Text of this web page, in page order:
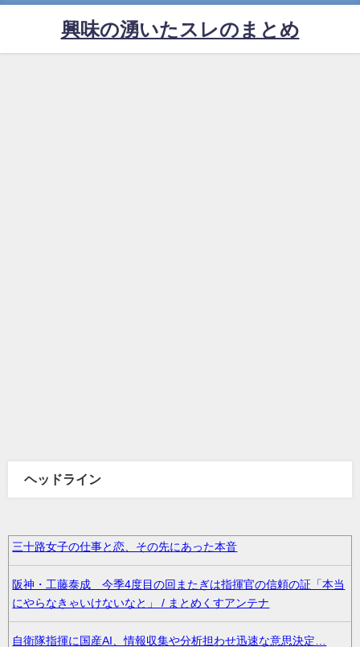
興味の湧いたスレのまとめ
ヘッドライン
三十路女子の仕事と恋、その先にあった本音
阪神・工藤泰成 今季4度目の回またぎは指揮官の信頼の証「本当
にやらなきゃいけないなと」 / まとめくすアンテナ
自衛隊指揮に国産AI、情報収集や分析担わせ迅速な意思決定…